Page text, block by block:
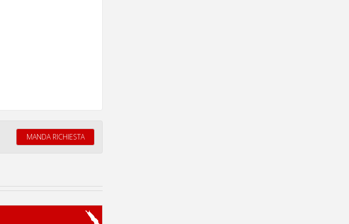
MANDA RICHIESTA